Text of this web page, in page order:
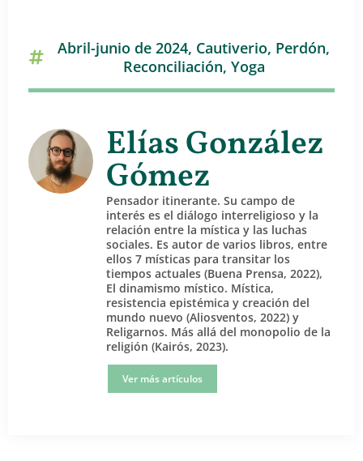
Abril-junio de 2024, Cautiverio, Perdón,
Reconciliación, Yoga
Elías González
Gómez
Pensador itinerante. Su campo de
interés es el diálogo interreligioso y la
relación entre la mística y las luchas
sociales. Es autor de varios libros, entre
ellos 7 místicas para transitar los
tiempos actuales (Buena Prensa, 2022),
El dinamismo místico. Mística,
resistencia epistémica y creación del
mundo nuevo (Aliosventos, 2022) y
Religarnos. Más allá del monopolio de la
religión (Kairós, 2023).
Ver más artículos